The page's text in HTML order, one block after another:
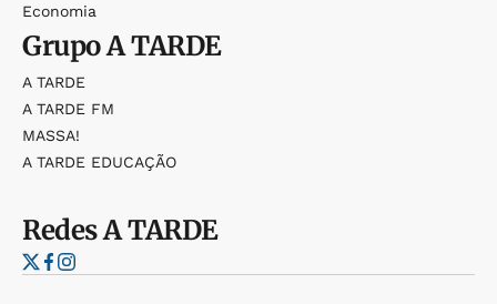
Economia
GrupoA TARDE
A TARDE
A TARDE FM
MASSA!
A TARDE EDUCAÇÃO
RedesA TARDE